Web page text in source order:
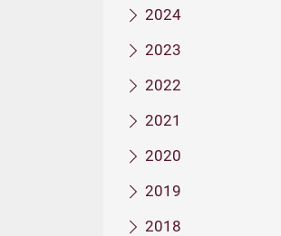
2024
2023
2022
2021
2020
2019
2018